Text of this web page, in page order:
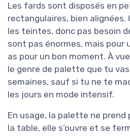
Les fards sont disposés en
rectangulaires, bien
les teintes, donc pas besoin
sont pas énormes, mais pour
as pour un bon moment. À
le genre de palette que tu
semaines, sauf si tu ne te
les jours en mode intensif.
En usage, la palette ne prend
la table, elle s’ouvre et se